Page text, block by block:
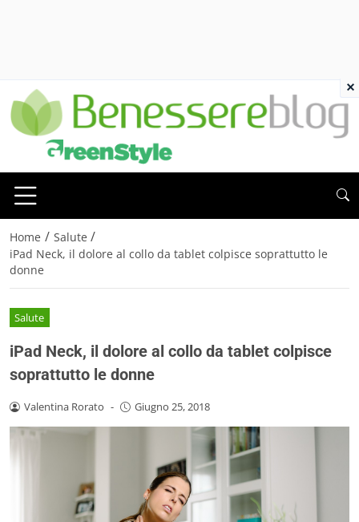
Home / Salute /
iPad Neck, il dolore al collo da tablet colpisce soprattutto le
donne
Salute
iPad Neck, il dolore al collo da tablet colpisce
soprattutto le donne
Valentina Rorato - Giugno 25, 2018
×